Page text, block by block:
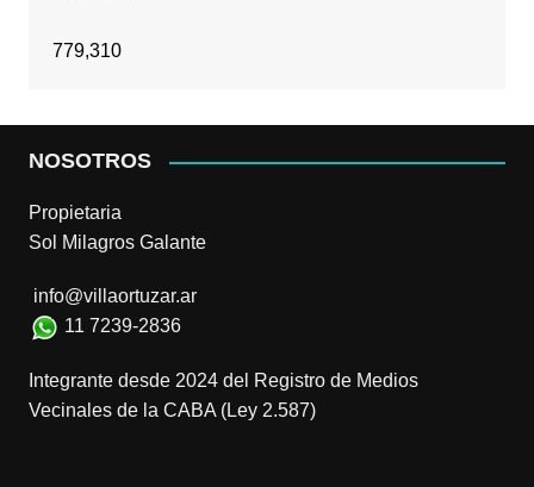
779,310
NOSOTROS
Propietaria
Sol Milagros Galante
info@villaortuzar.ar
11 7239-2836
Integrante desde 2024 del Registro de Medios
Vecinales de la CABA (Ley 2.587)